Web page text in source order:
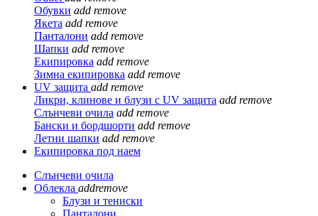
Обувки add remove
Якета add remove
Панталони add remove
Шапки add remove
Екипировка add remove
Зимна екипировка add remove
UV защита add remove
Ликри, клинове и блузи с UV защита add remove
Слънчеви очила add remove
Бански и бордшорти add remove
Летни шапки add remove
Екипировка под наем
Слънчеви очила
Облекла addremove
Блузи и тениски
Панталони